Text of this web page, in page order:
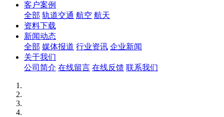
客户案例
全部 轨道交通 航空 航天
资料下载
新闻动态
全部 媒体报道 行业资讯 企业新闻
关于我们
公司简介 在线留言 在线反馈 联系我们